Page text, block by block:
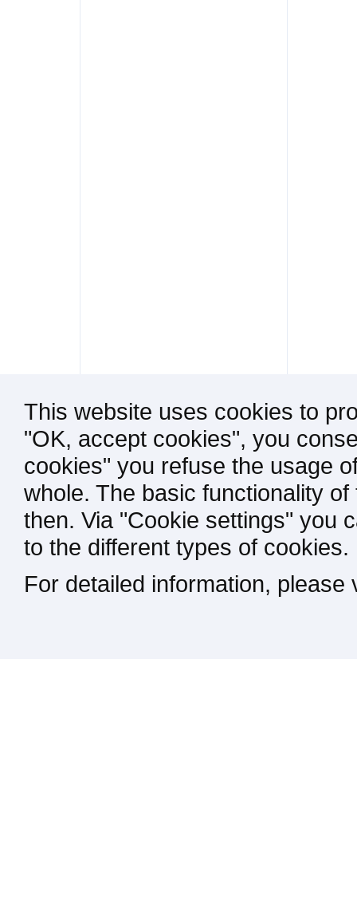
This website uses cookies to
"OK, accept cookies", you
cookies" you refuse the usage
whole. The basic functionality
then. Via "Cookie settings" you
to the different types of cookies.
For detailed information,